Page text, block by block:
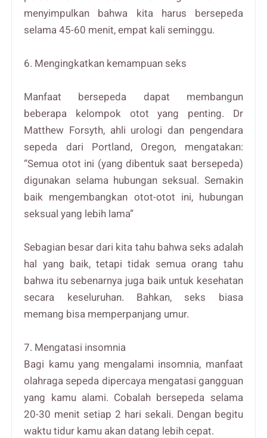
menyimpulkan bahwa kita harus bersepeda
selama 45-60 menit, empat kali seminggu.
6. Mengingkatkan kemampuan seks
Manfaat bersepeda dapat membangun
beberapa kelompok otot yang penting. Dr
Matthew Forsyth, ahli urologi dan pengendara
sepeda dari Portland, Oregon, mengatakan:
“Semua otot ini (yang dibentuk saat bersepeda)
digunakan selama hubungan seksual. Semakin
baik mengembangkan otot-otot ini, hubungan
seksual yang lebih lama”
Sebagian besar dari kita tahu bahwa seks adalah
hal yang baik, tetapi tidak semua orang tahu
bahwa itu sebenarnya juga baik untuk kesehatan
secara keseluruhan. Bahkan, seks biasa
memang bisa memperpanjang umur.
7. Mengatasi insomnia
Bagi kamu yang mengalami insomnia, manfaat
olahraga sepeda dipercaya mengatasi gangguan
yang kamu alami. Cobalah bersepeda selama
20-30 menit setiap 2 hari sekali. Dengan begitu
waktu tidur kamu akan datang lebih cepat.